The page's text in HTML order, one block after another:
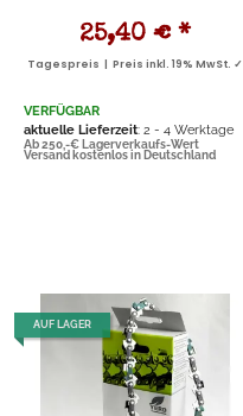
25,40 € *
Tagespreis | Preis inkl. 19% MwSt. ✓
VERFÜGBAR
aktuelle Lieferzeit: 2 - 4 Werktage
Ab 250,-€ Lagerverkaufs-Wert
Versand kostenlos in Deutschland
AUF LAGER